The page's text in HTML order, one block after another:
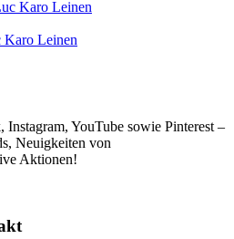
Karo Leinen
Instagram, YouTube sowie Pinterest –
Neuigkeiten von
Aktionen!